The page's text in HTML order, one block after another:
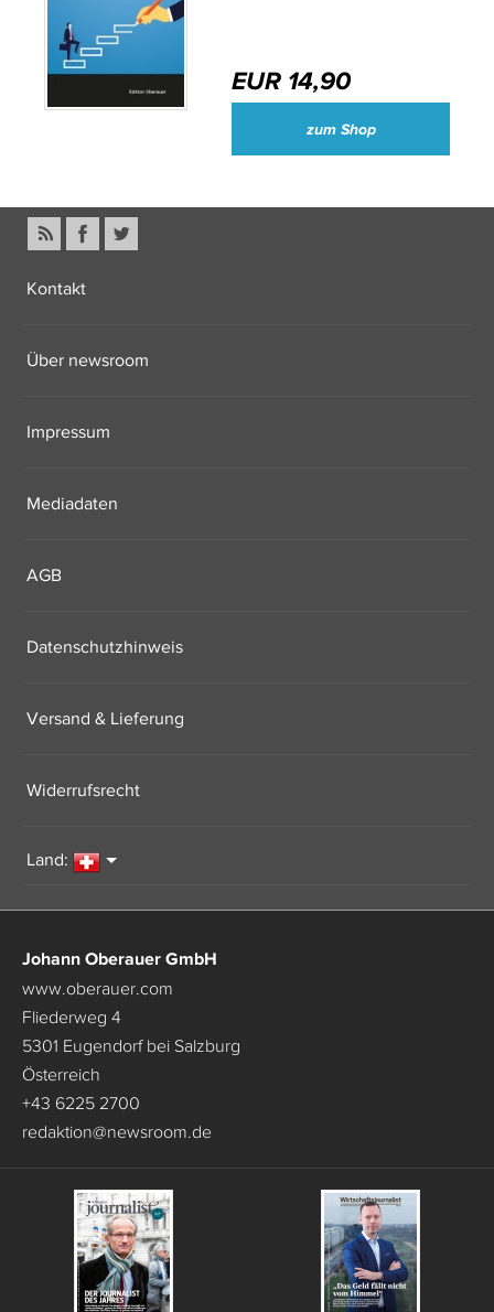
EUR 14,90
zum Shop
Kontakt
Über newsroom
Impressum
Mediadaten
AGB
Datenschutzhinweis
Versand & Lieferung
Widerrufsrecht
Land:
Johann Oberauer GmbH
www.oberauer.com
Fliederweg 4
5301 Eugendorf bei Salzburg
Österreich
+43 6225 2700
redaktion@newsroom.de